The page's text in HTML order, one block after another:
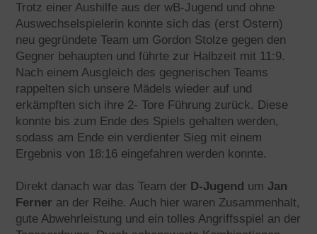
Trotz einer Aushilfe aus der wB-Jugend und ohne
Auswechselspielerin konnte sich das (erst Ostern)
neu gegründete Team um Gordon Stolze gegen den
Gegner behaupten und führte zur Halbzeit mit 11:9.
Nach einem Ausgleich des gegnerischen Teams
rappelten sich unsere Mädels wieder auf und
erkämpften sich ihre 2- Tore Führung zurück. Diese
konnte bis zum Ende des Spiels gehalten werden,
sodass am Ende ein verdienter Sieg mit einem
Ergebnis von 18:16 eingefahren werden konnte.
Direkt danach war das Team der D-Jugend um Jan
Ferner an der Reihe. Auch hier waren Zusammenhalt,
gute Abwehrleistung und ein tolles Angriffsspiel an der